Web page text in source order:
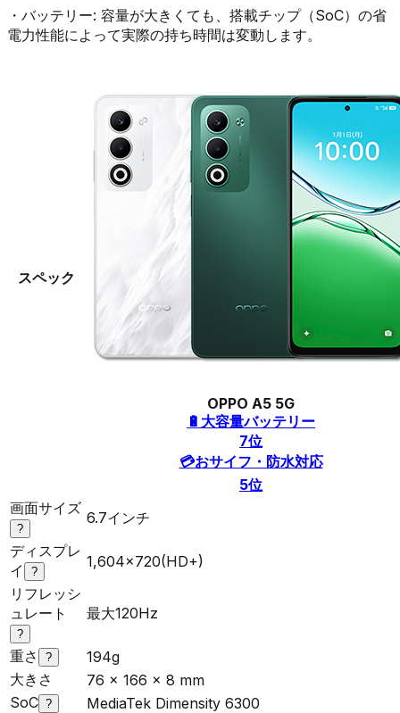
・ バッテリー: 容量が大きくても、搭載チップ（SoC）の省
電力性能によって実際の持ち時間は変動します。
スペック
OPPO A5 5G
🔋 大容量バッテリー
7位
💳おサイフ・防水対応
5位
画面サイズ
?
6.7インチ
ディスプレ
イ
?
1,604×720(HD+)
リフレッシ
ュレート
?
最大120Hz
重さ ?
194g
大きさ
76 x 166 x 8 mm
SoC ?
MediaTek Dimensity 6300